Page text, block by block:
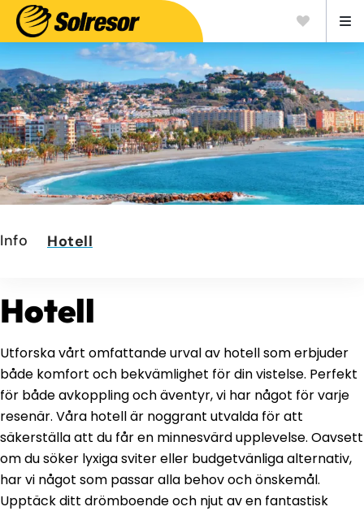
Info Hotell
Hotell
Utforska vårt omfattande urval av hotell som erbjuder
både komfort och bekvämlighet för din vistelse. Perfekt
för både avkoppling och äventyr, vi har något för varje
resenär. Våra hotell är noggrant utvalda för att
säkerställa att du får en minnesvärd upplevelse. Oavsett
om du söker lyxiga sviter eller budgetvänliga alternativ,
har vi något som passar alla behov och önskemål.
Upptäck ditt drömboende och njut av en fantastisk